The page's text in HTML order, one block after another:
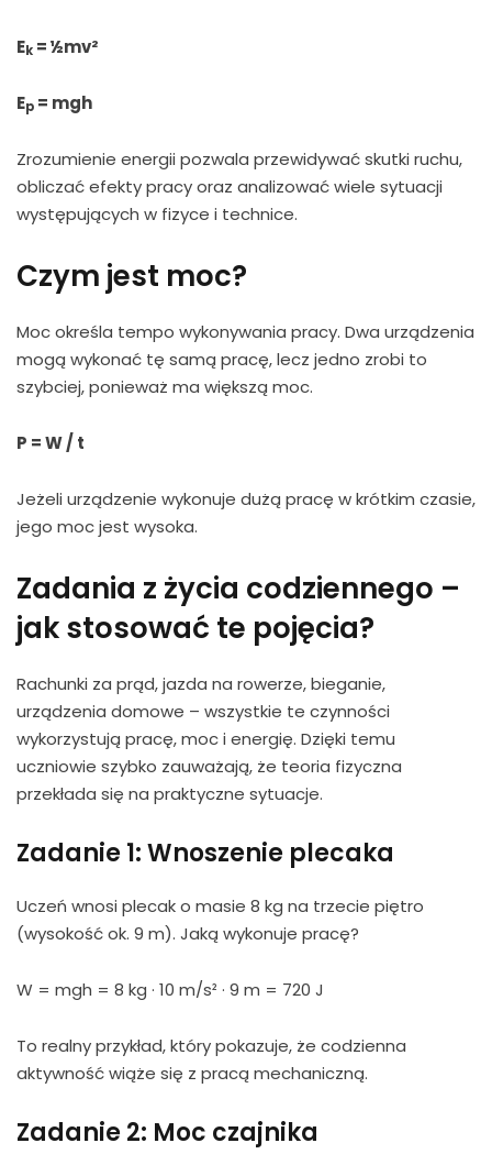
Ek = ½mv²
Ep = mgh
Zrozumienie energii pozwala przewidywać skutki ruchu,
obliczać efekty pracy oraz analizować wiele sytuacji
występujących w fizyce i technice.
Czym jest moc?
Moc określa tempo wykonywania pracy. Dwa urządzenia
mogą wykonać tę samą pracę, lecz jedno zrobi to
szybciej, ponieważ ma większą moc.
P = W / t
Jeżeli urządzenie wykonuje dużą pracę w krótkim czasie,
jego moc jest wysoka.
Zadania z życia codziennego –
jak stosować te pojęcia?
Rachunki za prąd, jazda na rowerze, bieganie,
urządzenia domowe – wszystkie te czynności
wykorzystują pracę, moc i energię. Dzięki temu
uczniowie szybko zauważają, że teoria fizyczna
przekłada się na praktyczne sytuacje.
Zadanie 1: Wnoszenie plecaka
Uczeń wnosi plecak o masie 8 kg na trzecie piętro
(wysokość ok. 9 m). Jaką wykonuje pracę?
W = mgh = 8 kg · 10 m/s² · 9 m = 720 J
To realny przykład, który pokazuje, że codzienna
aktywność wiąże się z pracą mechaniczną.
Zadanie 2: Moc czajnika